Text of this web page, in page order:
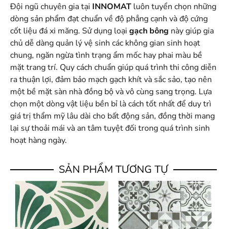
Đội ngũ chuyên gia tại INNOMAT luôn tuyển chọn những
dòng sản phẩm đạt chuẩn về độ phẳng cạnh và độ cứng
cốt liệu đá xi măng. Sử dụng loại gạch bông này giúp gia
chủ dễ dàng quản lý vệ sinh các không gian sinh hoạt
chung, ngăn ngừa tình trạng ẩm mốc hay phai màu bề
mặt trang trí. Quy cách chuẩn giúp quá trình thi công diễn
ra thuận lợi, đảm bảo mạch gạch khít và sắc sảo, tạo nên
một bề mặt sàn nhà đồng bộ và vô cùng sang trọng. Lựa
chọn một dòng vật liệu bền bỉ là cách tốt nhất để duy trì
giá trị thẩm mỹ lâu dài cho bất động sản, đồng thời mang
lại sự thoải mái và an tâm tuyệt đối trong quá trình sinh
hoạt hàng ngày.
SẢN PHẨM TƯƠNG TỰ